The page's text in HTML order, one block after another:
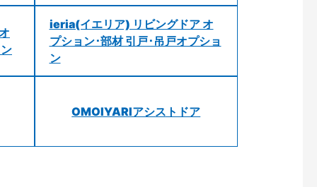
ieria(イエリア) リビングドア オ
プション･部材 引戸･吊戸オプショ
ン
OMOIYARIアシストドア